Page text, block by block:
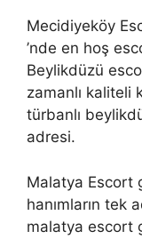
Mecidiyeköy
’nde en hoş
Beylikdüzü
zamanlı kaliteli
türbanlı
adresi.
Malatya Escort
hanımların tek
malatya escort